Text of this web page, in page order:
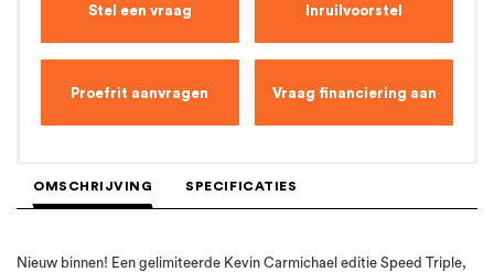
Stel een vraag Inruilvoorstel
Proefrit aanvragen Vraag financiering aan
OMSCHRIJVING SPECIFICATIES
Nieuw binnen! Een gelimiteerde Kevin Carmichael editie Speed Triple,